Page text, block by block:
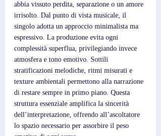
abbia vissuto perdita, separazione o un amore
irrisolto. Dal punto di vista musicale, il
singolo adotta un approccio minimalista ma
espressivo. La produzione evita ogni
complessità superflua, privilegiando invece
atmosfera e tono emotivo. Sottili
stratificazioni melodiche, ritmi misurati e
texture ambientali permettono alla narrazione
di restare sempre in primo piano. Questa
struttura essenziale amplifica la sincerità
dell’interpretazione, offrendo all’ascoltatore
lo spazio necessario per assorbire il peso